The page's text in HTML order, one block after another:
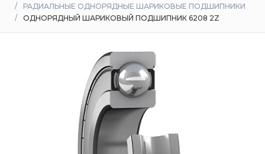
доставка
РАДИАЛЬНЫЕ ОДНОРЯДНЫЕ ШАРИКОВЫЕ ПОДШИПНИКИ
ОДНОРЯДНЫЙ ШАРИКОВЫЙ ПОДШИПНИК 6208 2Z